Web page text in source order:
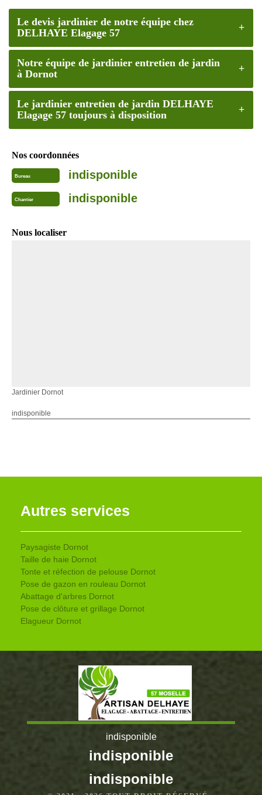
Le devis jardinier de notre équipe chez
DELHAYE Elagage 57
Notre équipe de jardinier entretien de jardin
à Dornot
Le jardinier entretien de jardin DELHAYE
Elagage 57 toujours à disposition
Nos coordonnées
Bureau indisponible
Chantier indisponible
Nous localiser
Jardinier Dornot
indisponible
Autres services
Paysagiste Dornot
Taille de haie Dornot
Tonte et réfection de pelouse Dornot
Pose de gazon en rouleau Dornot
Abattage d'arbres Dornot
Pose de clôture et grillage Dornot
Elagueur Dornot
indisponible
indisponible
indisponible